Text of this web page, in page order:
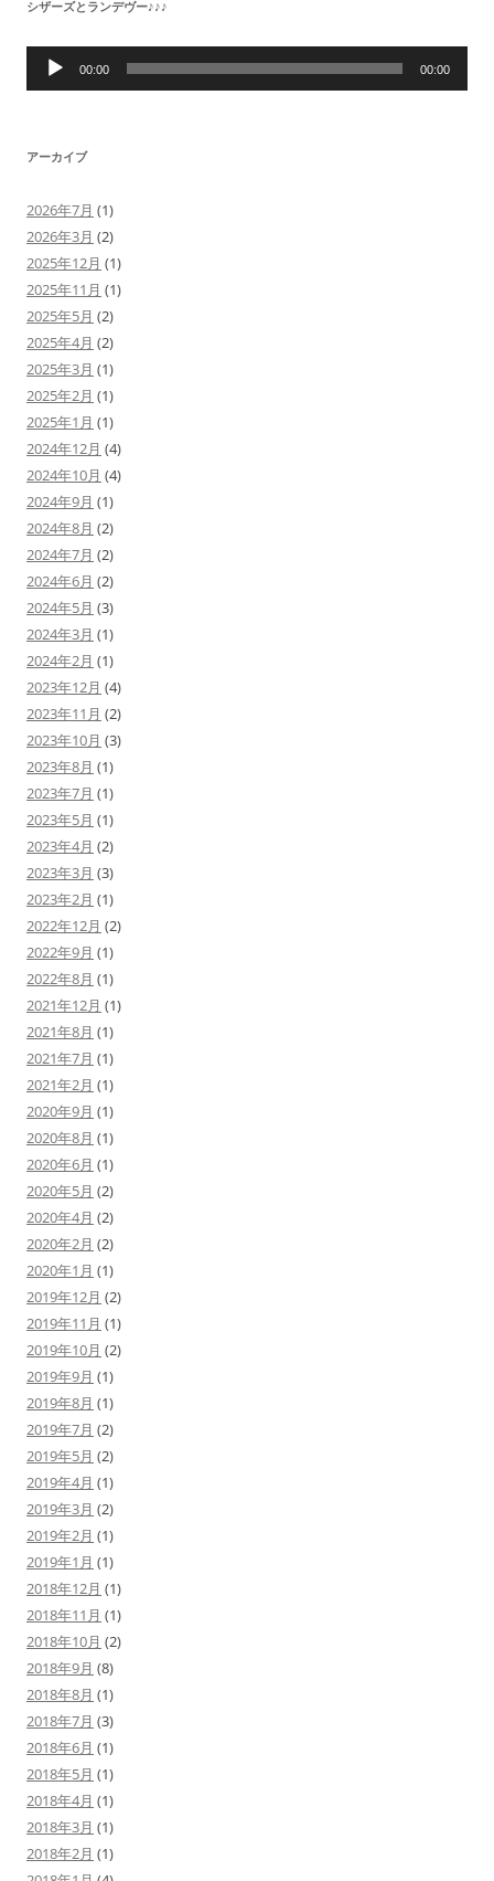
シザーズとランデヴー♪♪♪
音
00:00 00:00
アーカイブ
2026年7月 (1)
2026年3月 (2)
2025年12月 (1)
2025年11月 (1)
2025年5月 (2)
2025年4月 (2)
2025年3月 (1)
2025年2月 (1)
2025年1月 (1)
2024年12月 (4)
2024年10月 (4)
2024年9月 (1)
2024年8月 (2)
2024年7月 (2)
2024年6月 (2)
2024年5月 (3)
2024年3月 (1)
2024年2月 (1)
2023年12月 (4)
2023年11月 (2)
2023年10月 (3)
2023年8月 (1)
2023年7月 (1)
2023年5月 (1)
2023年4月 (2)
2023年3月 (3)
2023年2月 (1)
2022年12月 (2)
2022年9月 (1)
2022年8月 (1)
2021年12月 (1)
2021年8月 (1)
2021年7月 (1)
2021年2月 (1)
2020年9月 (1)
2020年8月 (1)
2020年6月 (1)
2020年5月 (2)
2020年4月 (2)
2020年2月 (2)
2020年1月 (1)
2019年12月 (2)
2019年11月 (1)
2019年10月 (2)
2019年9月 (1)
2019年8月 (1)
2019年7月 (2)
2019年5月 (2)
2019年4月 (1)
2019年3月 (2)
2019年2月 (1)
2019年1月 (1)
2018年12月 (1)
2018年11月 (1)
2018年10月 (2)
2018年9月 (8)
2018年8月 (1)
2018年7月 (3)
2018年6月 (1)
2018年5月 (1)
2018年4月 (1)
2018年3月 (1)
2018年2月 (1)